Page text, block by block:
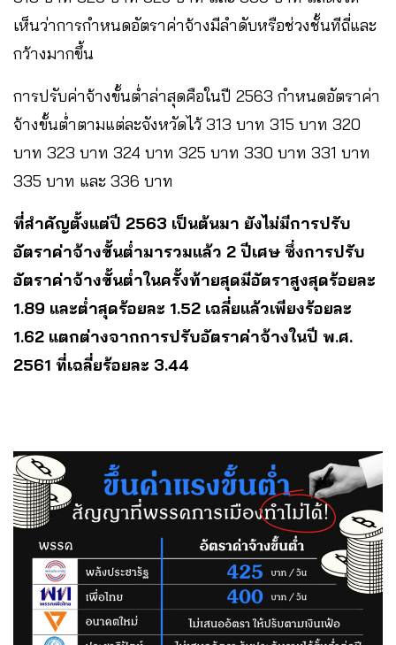
เห็นว่าการกำหนดอัตราค่าจ้างมีลำดับหรือช่วงชั้นทีถี่และ
กว้างมากขึ้น
การปรับค่าจ้างขั้นต่ำล่าสุดคือในปี 2563 กำหนดอัตราค่า
จ้างขั้นต่ำตามแต่ละจังหวัดไว้ 313 บาท 315 บาท 320
บาท 323 บาท 324 บาท 325 บาท 330 บาท 331 บาท
335 บาท และ 336 บาท
ที่สำคัญตั้งแต่ปี 2563 เป็นต้นมา ยังไม่มีการปรับ
อัตราค่าจ้างขั้นต่ำมารวมแล้ว 2 ปีเศษ ซึ่งการปรับ
อัตราค่าจ้างขั้นต่ำในครั้งท้ายสุดมีอัตราสูงสุดร้อยละ
1.89 และต่ำสุดร้อยละ 1.52 เฉลี่ยแล้วเพียงร้อยละ
1.62 แตกต่างจากการปรับอัตราค่าจ้างในปี พ.ศ.
2561 ที่เฉลี่ยร้อยละ 3.44